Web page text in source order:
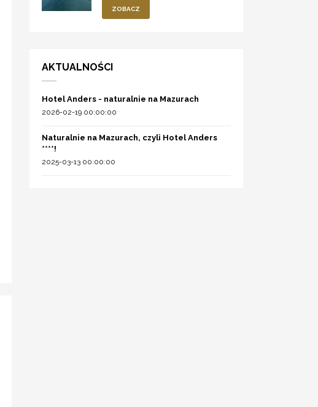
ZOBACZ
AKTUALNOŚCI
Hotel Anders - naturalnie na Mazurach
2026-02-19 00:00:00
Naturalnie na Mazurach, czyli Hotel Anders
****!
2025-03-13 00:00:00